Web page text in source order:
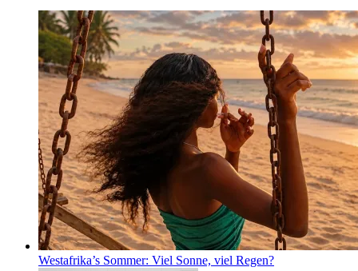
Westafrika’s Sommer: Viel Sonne, viel Regen?